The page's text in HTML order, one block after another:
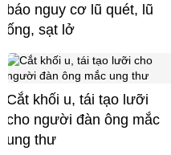
báo nguy cơ lũ quét, lũ
ống, sạt lở
Cắt khối u, tái tạo lưỡi
cho người đàn ông mắc
ung thư